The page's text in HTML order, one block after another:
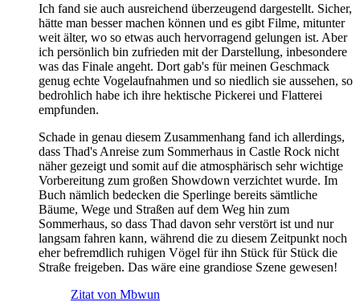
Ich fand sie auch ausreichend überzeugend dargestellt. Sicher,
hätte man besser machen können und es gibt Filme, mitunter
weit älter, wo so etwas auch hervorragend gelungen ist. Aber
ich persönlich bin zufrieden mit der Darstellung, inbesondere
was das Finale angeht. Dort gab's für meinen Geschmack
genug echte Vogelaufnahmen und so niedlich sie aussehen, so
bedrohlich habe ich ihre hektische Pickerei und Flatterei
empfunden.
Schade in genau diesem Zusammenhang fand ich allerdings,
dass Thad's Anreise zum Sommerhaus in Castle Rock nicht
näher gezeigt und somit auf die atmosphärisch sehr wichtige
Vorbereitung zum großen Showdown verzichtet wurde. Im
Buch nämlich bedecken die Sperlinge bereits sämtliche
Bäume, Wege und Straßen auf dem Weg hin zum
Sommerhaus, so dass Thad davon sehr verstört ist und nur
langsam fahren kann, während die zu diesem Zeitpunkt noch
eher befremdlich ruhigen Vögel für ihn Stück für Stück die
Straße freigeben. Das wäre eine grandiose Szene gewesen!
Zitat von Mbwun